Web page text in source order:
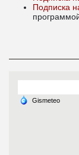
Подписка